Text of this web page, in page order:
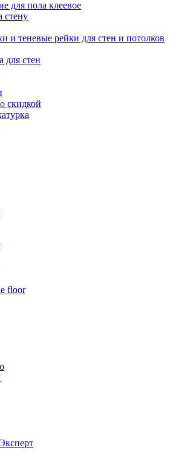
для пола клеевое
стену
и теневые рейки для стен и потолков
для стен
скидкой
floor